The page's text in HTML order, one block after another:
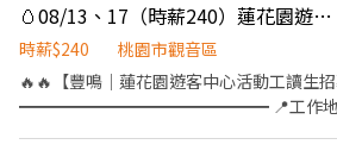
店到店工作內容調整 5. 須配合鄰近有人店
🌙 工作型態：為每日跑點約3–10家門市，
配合(早班/晚班)擇一於門市安排受訓 🔔需
⸻⸻⸻⸻⸻ ✅工作時間： 🔹
🥚08/13、17（時薪240）蓮花園遊客中心帳篷桌椅進場人員
時薪$240
桃園市觀音區
🔥🔥【豐鳴｜蓮花園遊客中心活動工讀生
━━━━━━━━━━━━━━━ 📍工作地點📍 蓮花園遊客